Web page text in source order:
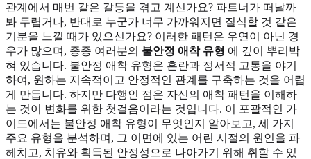
관계에서 매번 같은 갈등을 겪고 계신가요? 파트너가 떠날까
봐 두렵거나, 반대로 누군가 너무 가까워지면 질식할 것 같은
기분을 느낄 때가 있으신가요? 이러한 패턴은 우연이 아닌 경
우가 많으며, 종종 여러분의 불안정 애착 유형 에 깊이 뿌리박
혀 있습니다. 불안정 애착 유형은 혼란과 정서적 고통을 야기
하여, 원하는 지속적이고 안정적인 관계를 구축하는 것을 어렵
게 만듭니다. 하지만 다행인 점은 자신의 애착 패턴을 이해하
는 것이 변화를 위한 첫걸음이라는 것입니다. 이 포괄적인 가
이드에서는 불안정 애착 유형이 무엇인지 알아보고, 세 가지
주요 유형을 분석하며, 그 이면에 있는 어린 시절의 원인을 파
헤치고, 치유와 획득된 안정성으로 나아가기 위해 취할 수 있